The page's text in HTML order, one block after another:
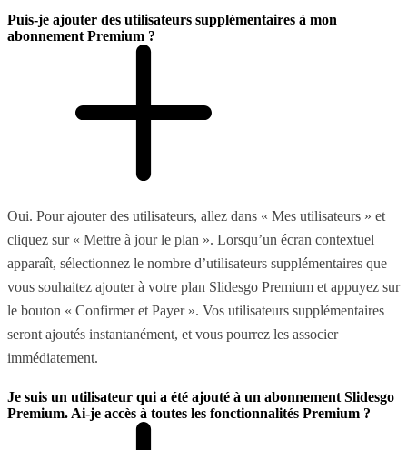
Puis-je ajouter des utilisateurs supplémentaires à mon
abonnement Premium ?
Oui. Pour ajouter des utilisateurs, allez dans « Mes utilisateurs » et
cliquez sur « Mettre à jour le plan ». Lorsqu’un écran contextuel
apparaît, sélectionnez le nombre d’utilisateurs supplémentaires que
vous souhaitez ajouter à votre plan Slidesgo Premium et appuyez sur
le bouton « Confirmer et Payer ». Vos utilisateurs supplémentaires
seront ajoutés instantanément, et vous pourrez les associer
immédiatement.
Je suis un utilisateur qui a été ajouté à un abonnement Slidesgo
Premium. Ai-je accès à toutes les fonctionnalités Premium ?